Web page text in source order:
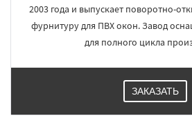
2003 года и выпускает поворотно-
фурнитуру для ПВХ окон. Завод
для полного цикла
ЗАКАЗАТЬ